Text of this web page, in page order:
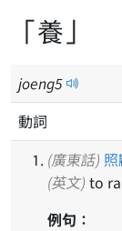
「養」
joeng5
動詞
(廣東話)
(英文) to
例句：